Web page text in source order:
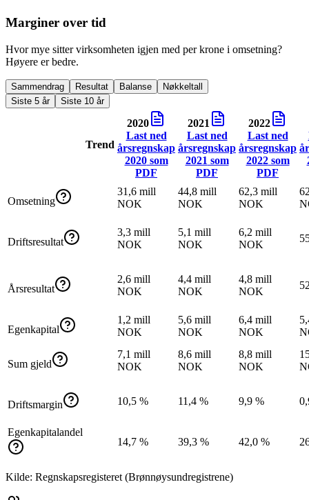
Marginer over tid
Hvor mye sitter virksomheten igjen med per krone i omsetning?
Høyere er bedre.
Sammendrag Resultat Balanse
Nøkkeltall
Siste 5 år
Siste 10 år
Trend
2020
Last ned
årsregnskap
2020som
PDF
2021
Last ned
årsregnskap
2021 som
PDF
2022
Last ned
årsregnskap
2022som
PDF
Omsetning
31,6 mill
NOK
44,8 mill
NOK
62,3 mill
NOK
Driftsresultat
3,3 mill
NOK
5,1 mill
NOK
6,2 mill
NOK
Årsresultat
2,6 mill
NOK
4,4 mill
NOK
4,8 mill
NOK
Egenkapital
1,2 mill
NOK
5,6 mill
NOK
6,4 mill
NOK
Sum gjeld
7,1 mill
NOK
8,6 mill
NOK
8,8 mill
NOK
Driftsmargin 10,5 % 11,4 % 9,9 %
Egenkapitalandel
14,7 %
39,3 % 42,0 %
Kilde: Regnskapsregisteret (Brønnøysundregistrene)